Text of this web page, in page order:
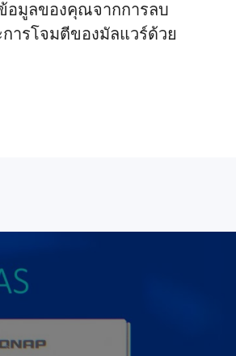
อมูลของคุณจากการลบ
ารโจมตีของมัลแวร์ด้วย